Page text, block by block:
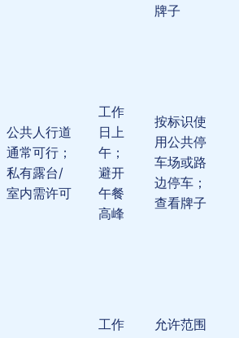
牌子
公共人行道
通常可行；
私有露台/
室内需许可
工作
日上
午；
避开
午餐
高峰
按标识使
用公共停
车场或路
边停车；
查看牌子
工作
允许范围